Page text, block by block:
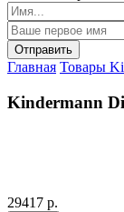
Главная Товары
Kindermann
29417 р.